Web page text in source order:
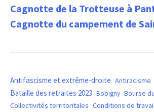
Cagnotte de la Trotteuse à
Cagnotte du campement de
Antifascisme et extrême-droite Antiracisme
Bataille des retraites 2023 Bobigny Bourse
Collectivités territoritales Conditions de